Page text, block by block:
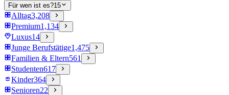
Für wen ist es?15
Alltag3,208
Premium1,134
Luxus14
Junge Berufstätige1,475
Familien & Eltern561
Studenten617
Kinder364
Senioren22